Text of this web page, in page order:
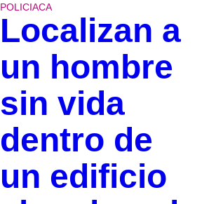
POLICIACA
Localizan a
un hombre
sin vida
dentro de
un edificio